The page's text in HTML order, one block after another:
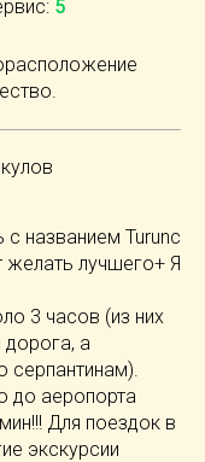
: 5
названием Turunc
желать лучшего+ Я
3 часов (из них
а
серпантинам).
до аеропорта
Для поездок в
экскурсии